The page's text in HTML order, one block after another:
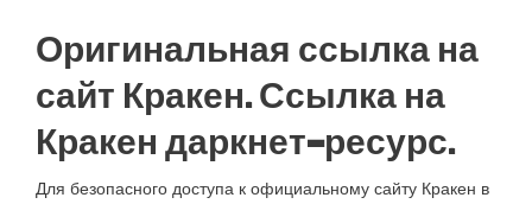
Оригинальная ссылка на
сайт Кракен. Ссылка на
Кракен даркнет-ресурс.
Для безопасного доступа к официальному сайту Кракен в